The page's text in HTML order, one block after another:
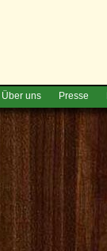
Über uns Presse